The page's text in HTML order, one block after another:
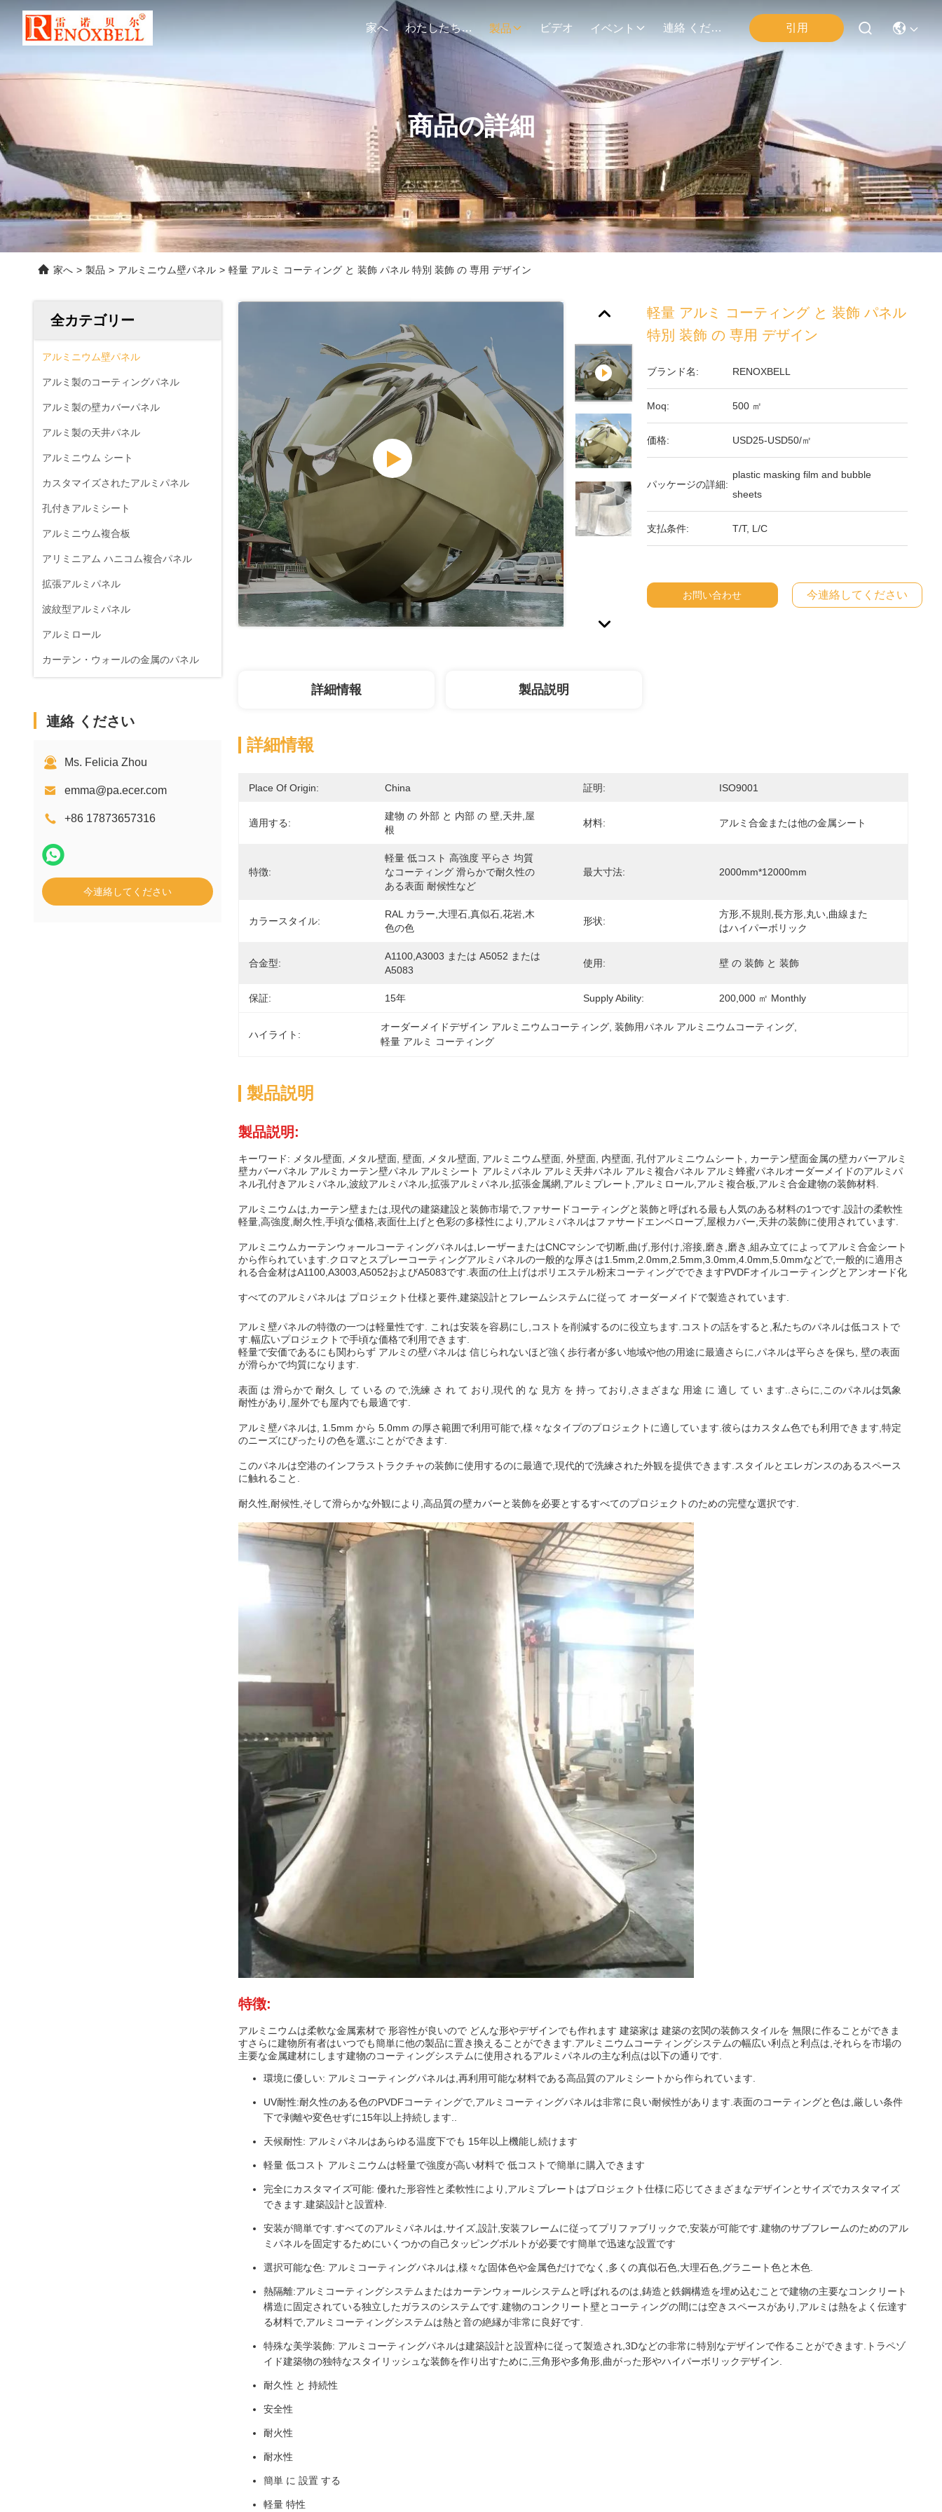
家へ わたしたち に つい て 製品 ビデオ イベント 連絡 ください 引用
商品の詳細
家へ > 製品 > アルミニウム壁パネル > 軽量 アルミ コーティング と 装飾 パネル 特別 装飾 の 専用 デザイン
全カテゴリー
アルミニウム壁パネル
アルミ製のコーティングパネル
アルミ製の壁カバーパネル
アルミ製の天井パネル
アルミニウム シート
カスタマイズされたアルミパネル
孔付きアルミシート
アルミニウム複合板
アリミニアム ハニコム複合パネル
拡張アルミパネル
波紋型アルミパネル
アルミロール
カーテン・ウォールの金属のパネル
連絡 ください
Ms. Felicia Zhou
emma@pa.ecer.com
+86 17873657316
今連絡してください
軽量 アルミ コーティング と 装飾 パネル
特別 装飾 の 専用 デザイン
ブランド名: RENOXBELL
Moq: 500 ㎡
価格: USD25-USD50/㎡
パッケージの詳細:
plastic masking film and bubble
sheets
支払条件: T/T, L/C
お問い合わせ 今連絡してください
詳細情報 製品説明
詳細情報
Place Of Origin: China 証明: ISO9001
適用する:
建物 の 外部 と 内部 の 壁,天井,屋
根
材料: アルミ合金または他の金属シート
特徴:
軽量 低コスト 高強度 平らさ 均質
なコーティング 滑らかで耐久性の
ある表面 耐候性など
最大寸法: 2000mm*12000mm
カラースタイル:
RAL カラー,大理石,真似石,花岩,木
色の色
形状:
方形,不規則,長方形,丸い,曲線また
はハイパーボリック
合金型:
A1100,A3003 または A5052 または
A5083
使用: 壁 の 装飾 と 装飾
保証: 15年 Supply Ability: 200,000 ㎡ Monthly
ハイライト:
オーダーメイドデザイン アルミニウムコーティング , 装飾用パネル アルミニウムコーティング
軽量 アルミ コーティング
製品説明
製品説明:
キーワード: メタル壁面, メタル壁面, 壁面, メタル壁面, アルミニウム壁面, 外壁面, 内壁面, 孔付アルミニウムシート, カーテン壁面金属の壁カバーアルミ
壁カバーパネル アルミカーテン壁パネル アルミシート アルミパネル アルミ天井パネル アルミ複合パネル アルミ蜂蜜パネルオーダーメイドのアルミパ
ネル孔付きアルミパネル,波紋アルミパネル,拡張アルミパネル,拡張金属網,アルミプレート,アルミロール,アルミ複合板,アルミ合金建物の装飾材料.
アルミニウムは,カーテン壁または,現代の建築建設と装飾市場で,ファサードコーティングと装飾と呼ばれる最も人気のある材料の1つです.設計の柔軟性
軽量,高強度,耐久性,手頃な価格,表面仕上げと色彩の多様性により,アルミパネルはファサードエンベロープ,屋根カバー,天井の装飾に使用されています.
アルミニウムカーテンウォールコーティングパネルは,レーザーまたはCNCマシンで切断,曲げ,形付け,溶接,磨き,磨き,組み立てによってアルミ合金シート
から作られています.クロマとスプレーコーティングアルミパネルの一般的な厚さは1.5mm,2.0mm,2.5mm,3.0mm,4.0mm,5.0mmなどで,一般的に適用さ
れる合金材はA1100,A3003,A5052およびA5083です.表面の仕上げはポリエステル粉末コーティングでできますPVDFオイルコーティングとアンオード化
すべてのアルミパネルは プロジェクト仕様と要件,建築設計とフレームシステムに従って オーダーメイドで製造されています.
アルミ壁パネルの特徴の一つは軽量性です. これは安装を容易にし,コストを削減するのに役立ちます.コストの話をすると,私たちのパネルは低コストで
す.幅広いプロジェクトで手頃な価格で利用できます.
軽量で安価であるにも関わらず アルミの壁パネルは 信じられないほど強く歩行者が多い地域や他の用途に最適さらに,パネルは平らさを保ち, 壁の表面
が滑らかで均質になります.
表面 は 滑らかで 耐久 し て いる の で,洗練 さ れ て おり,現代 的 な 見方 を 持っ ており,さまざまな 用途 に 適し て い ます..さらに,このパネルは気象
耐性があり,屋外でも屋内でも最適です.
アルミ壁パネルは, 1.5mm から 5.0mm の厚さ範囲で利用可能で,様々なタイプのプロジェクトに適しています.彼らはカスタム色でも利用できます,特定
のニーズにぴったりの色を選ぶことができます.
このパネルは空港のインフラストラクチャの装飾に使用するのに最適で,現代的で洗練された外観を提供できます.スタイルとエレガンスのあるスペース
に触れること.
耐久性,耐候性,そして滑らかな外観により,高品質の壁カバーと装飾を必要とするすべてのプロジェクトのための完璧な選択です.
特徴:
アルミニウムは柔軟な金属素材で 形容性が良いので どんな形やデザインでも作れます 建築家は 建築の玄関の装飾スタイルを 無限に作ることができま
すさらに建物所有者はいつでも簡単に他の製品に置き換えることができます.アルミニウムコーティングシステムの幅広い利点と利点は,それらを市場の
主要な金属建材にします建物のコーティングシステムに使用されるアルミパネルの主な利点は以下の通りです.
環境に優しい: アルミコーティングパネルは,再利用可能な材料である高品質のアルミシートから作られています.
UV耐性:耐久性のある色のPVDFコーティングで,アルミコーティングパネルは非常に良い耐候性があります.表面のコーティングと色は,厳しい条件
下で剥離や変色せずに15年以上持続します..
天候耐性: アルミパネルはあらゆる温度下でも 15年以上機能し続けます
軽量 低コスト アルミニウムは軽量で強度が高い材料で 低コストで簡単に購入できます
完全にカスタマイズ可能: 優れた形容性と柔軟性により,アルミプレートはプロジェクト仕様に応じてさまざまなデザインとサイズでカスタマイズ
できます.建築設計と設置枠.
安装が簡単です.すべてのアルミパネルは,サイズ,設計,安装フレームに従ってプリファブリックで,安装が可能です.建物のサブフレームのためのアル
ミパネルを固定するためにいくつかの自己タッピングボルトが必要です簡単で迅速な設置です
選択可能な色: アルミコーティングパネルは,様々な固体色や金属色だけでなく,多くの真似石色,大理石色,グラニート色と木色.
熱隔離:アルミコーティングシステムまたはカーテンウォールシステムと呼ばれるのは,鋳造と鉄鋼構造を埋め込むことで建物の主要なコンクリート
構造に固定されている独立したガラスのシステムです.建物のコンクリート壁とコーティングの間には空きスペースがあり,アルミは熱をよく伝達す
る材料で,アルミコーティングシステムは熱と音の絶縁が非常に良好です.
特殊な美学装飾: アルミコーティングパネルは建築設計と設置枠に従って製造され,3Dなどの非常に特別なデザインで作ることができます.トラペゾ
イド建築物の独特なスタイリッシュな装飾を作り出すために,三角形や多角形,曲がった形やハイパーボリックデザイン.
耐久性 と 持続性
安全性
耐火性
耐水性
簡単 に 設置 する
軽量 特性